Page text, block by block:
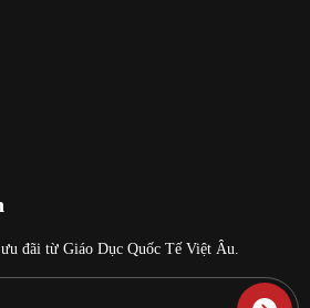
đãi từ Giáo Dục Quốc Tế Việt Âu.